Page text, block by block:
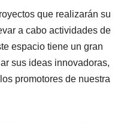
que realizarán su
a cabo actividades de
espacio tiene un gran
sus ideas innovadoras,
promotores de nuestra